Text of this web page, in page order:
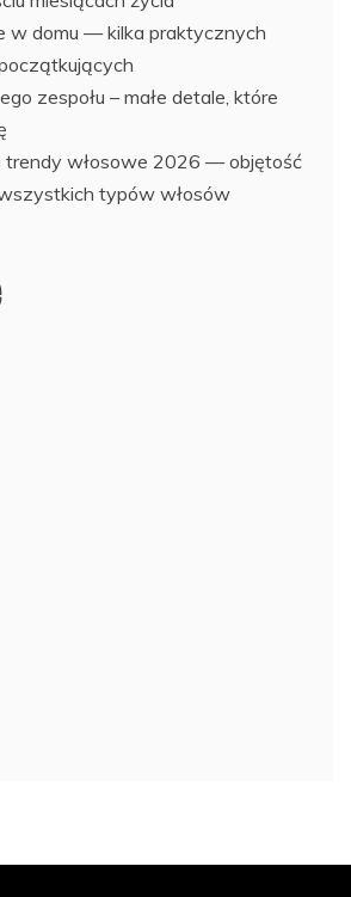
w domu — kilka praktycznych
zespołu – małe detale, które
trendy włosowe 2026 — objętość
typów włosów